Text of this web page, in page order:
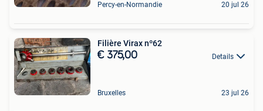
Percy-en-Normandie 20 jul 26
Filière Virax nº62
€ 375,00 Details
Bruxelles 23 jul 26